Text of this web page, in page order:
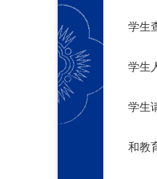
学生
学生
学生
和教